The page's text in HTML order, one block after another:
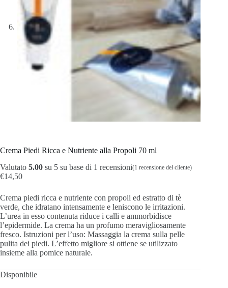
Crema Piedi Ricca e Nutriente alla Propoli 70 ml
Valutato 5.00 su 5 su base di 1 recensioni(1 recensione del cliente)
€14,50
Crema piedi ricca e nutriente con propoli ed estratto di tè
verde, che idratano intensamente e leniscono le irritazioni.
L’urea in esso contenuta riduce i calli e ammorbidisce
l’epidermide. La crema ha un profumo meravigliosamente
fresco. Istruzioni per l’uso: Massaggia la crema sulla pelle
pulita dei piedi. L’effetto migliore si ottiene se utilizzato
insieme alla pomice naturale.
Disponibile